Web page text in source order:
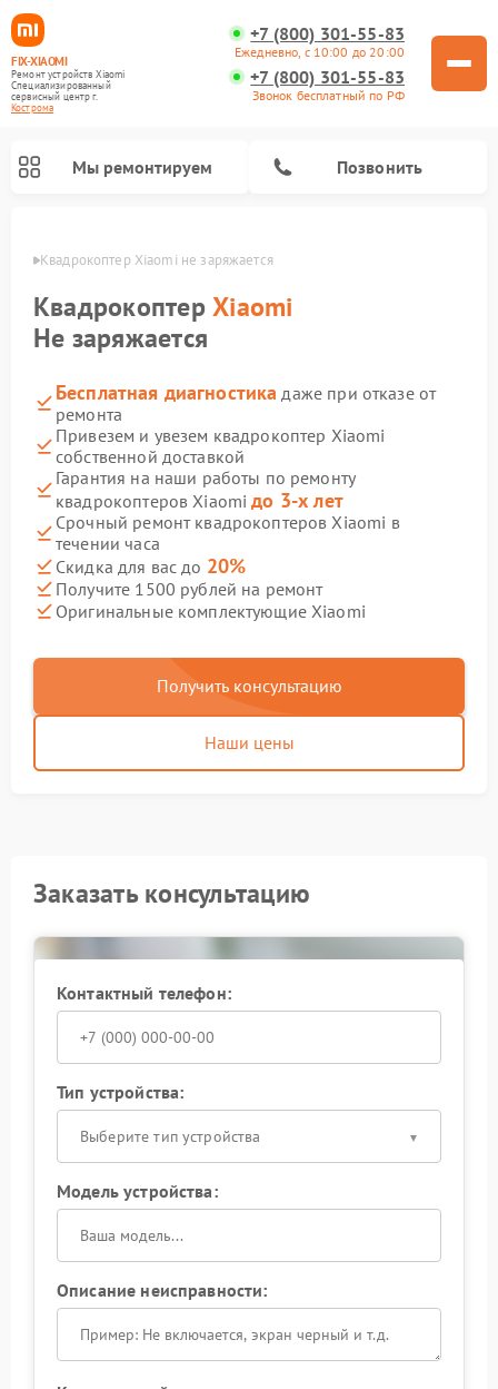
FIX-XIAOMI
Ремонт устройств Xiaomi
Специализированный
cервисный центр г.
Кострома
+7 (800) 301-55-83
Ежедневно, с 10:00 до 20:00
+7 (800) 301-55-83
Звонок бесплатный по РФ
Мы ремонтируем Позвонить
Квадрокоптер Xiaomi не заряжается
КвадрокоптерXiaomi
Не заряжается
Бесплатная диагностика даже при отказе от
ремонта
Привезем и увезем квадрокоптер Xiaomi
собственной доставкой
Гарантия на наши работы по ремонту
квадрокоптеров Xiaomiдо 3-х лет
Срочный ремонт квадрокоптеров Xiaomi в
течении часа
Скидка для вас до 20%
Получите 1500 рублей на ремонт
Оригинальные комплектующие Xiaomi
Получить консультацию
Наши цены
Заказать консультацию
Контактный телефон:
Тип устройства:
Выберите тип устройства
Модель устройства:
Описание неисправности: